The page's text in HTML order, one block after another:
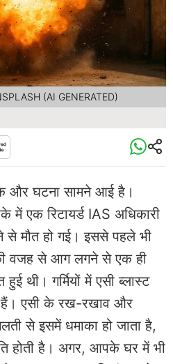
(AI GENERATED)
और घटना सामने आई है।
में एक रिटायर्ड IAS अधिकारी
से मौत हो गई। इससे पहले भी
की वजह से आग लगने से एक ही
थी। गर्मियों में एसी ब्लास्ट
हैं। एसी के रख-रखाव और
से इसमें धमाका हो जाता है,
होती है। अगर, आपके घर में भी